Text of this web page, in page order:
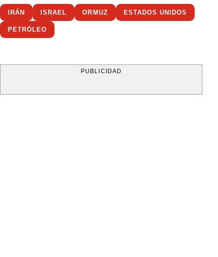
IRÁN ISRAEL ORMUZ ESTADOS UNIDOS
PETRÓLEO
PUBLICIDAD